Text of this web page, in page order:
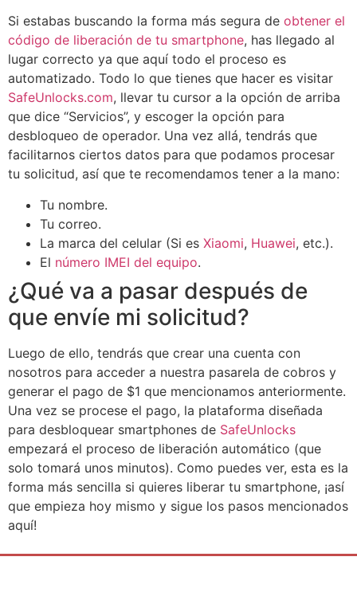
Si estabas buscando la forma más segura de obtener el
código de liberación de tu smartphone, has llegado al
lugar correcto ya que aquí todo el proceso es
automatizado. Todo lo que tienes que hacer es visitar
SafeUnlocks.com, llevar tu cursor a la opción de arriba
que dice “Servicios”, y escoger la opción para
desbloqueo de operador. Una vez allá, tendrás que
facilitarnos ciertos datos para que podamos procesar
tu solicitud, así que te recomendamos tener a la mano:
Tu nombre.
Tu correo.
La marca del celular (Si es Xiaomi, Huawei, etc.).
El número IMEI del equipo.
¿Qué va a pasar después de
que envíe mi solicitud?
Luego de ello, tendrás que crear una cuenta con
nosotros para acceder a nuestra pasarela de cobros y
generar el pago de $1 que mencionamos anteriormente.
Una vez se procese el pago, la plataforma diseñada
para desbloquear smartphones de SafeUnlocks
empezará el proceso de liberación automático (que
solo tomará unos minutos). Como puedes ver, esta es la
forma más sencilla si quieres liberar tu smartphone, ¡así
que empieza hoy mismo y sigue los pasos mencionados
aquí!